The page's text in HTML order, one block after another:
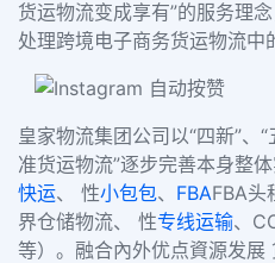
货运物流变成享有”的服务理
处理跨境电子商务货运物流中
皇家物流集团公司以“四新”、
准货运物流”逐步完善本身整
快运、 性小包包、 FBAFBA头
界仓储物流、 性专线运输、
等）。融合內外优点資源发展